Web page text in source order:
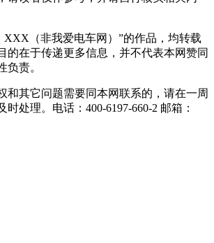
XXX（非我爱电车网）”的作品，均转载
的在于传递更多信息，并不代表本网赞同
负责。
和其它问题需要同本网联系的，请在一周
处理。电话：400-6197-660-2 邮箱：